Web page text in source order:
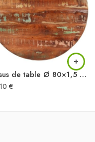
Dessus de table Ø 80×1,5 cm rond bois massif de récupération
€